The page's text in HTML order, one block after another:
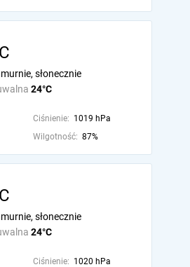
24°C
słonecznie
Ciśnienie: 1019 hPa
Wilgotność: 87%
24°C
słonecznie
Ciśnienie: 1020 hPa